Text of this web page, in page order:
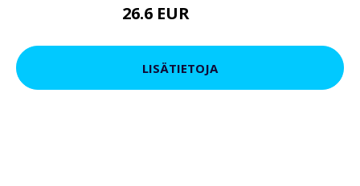
26.6 EUR
LISÄTIETOJA